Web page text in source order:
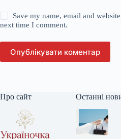
Save my name, email and
next time I comment.
Опублікувати коментар
Про сайт Останні